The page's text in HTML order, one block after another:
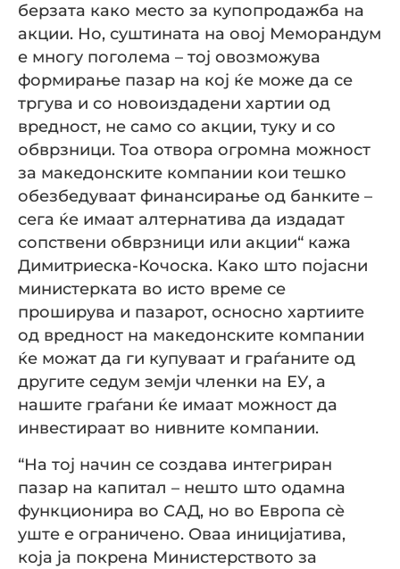
берзата како место за купопродажба на
акции. Но, суштината на овој Меморандум
е многу поголема – тој овозможува
формирање пазар на кој ќе може да се
тргува и со новоиздадени хартии од
вредност, не само со акции, туку и со
обврзници. Тоа отвора огромна можност
за македонските компании кои тешко
обезбедуваат финансирање од банките –
сега ќе имаат алтернатива да издадат
сопствени обврзници или акции“ кажа
Димитриеска-Кочоска. Како што појасни
министерката во исто време се
проширува и пазарот, осносно хартиите
од вредност на македонските компании
ќе можат да ги купуваат и граѓаните од
другите седум земји членки на ЕУ, а
нашите граѓани ќе имаат можност да
инвестираат во нивните компании.
“На тој начин се создава интегриран
пазар на капитал – нешто што одамна
функционира во САД, но во Европа сè
уште е ограничено. Оваа иницијатива,
која ја покрена Министерството за